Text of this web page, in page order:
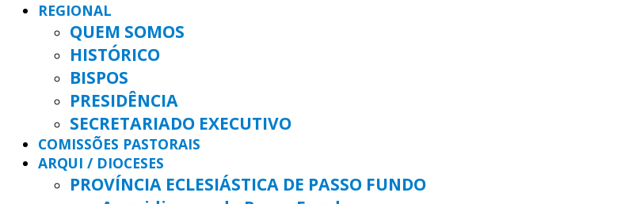
REGIONAL
QUEM SOMOS
HISTÓRICO
BISPOS
PRESIDÊNCIA
SECRETARIADO EXECUTIVO
COMISSÕES PASTORAIS
ARQUI / DIOCESES
PROVÍNCIA ECLESIÁSTICA DE PASSO FUNDO